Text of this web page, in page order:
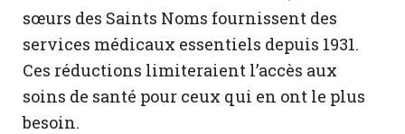
sœurs des Saints Noms fournissent des
services médicaux essentiels depuis 1931.
Ces réductions limiteraient l’accès aux
soins de santé pour ceux qui en ont le plus
besoin.